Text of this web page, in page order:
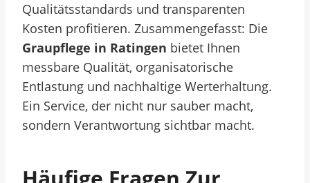
Qualitätsstandards und transparenten
Kosten profitieren. Zusammengefasst: Die
Graupflege in Ratingen bietet Ihnen
messbare Qualität, organisatorische
Entlastung und nachhaltige Werterhaltung.
Ein Service, der nicht nur sauber macht,
sondern Verantwortung sichtbar macht.